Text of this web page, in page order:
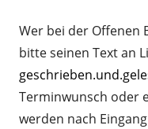
Wer bei der Offenen
bitte seinen Text an
Terminwunsch oder
werden nach